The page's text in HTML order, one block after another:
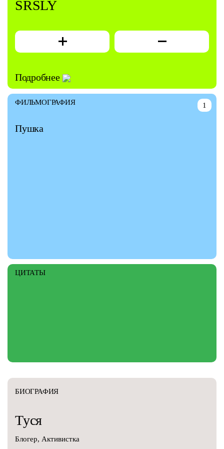
SRSLY
Подробнее
1
ФИЛЬМОГРАФИЯ
Пушка
ЦИТАТЫ
БИОГРАФИЯ
Туся
Блогер, Активистка